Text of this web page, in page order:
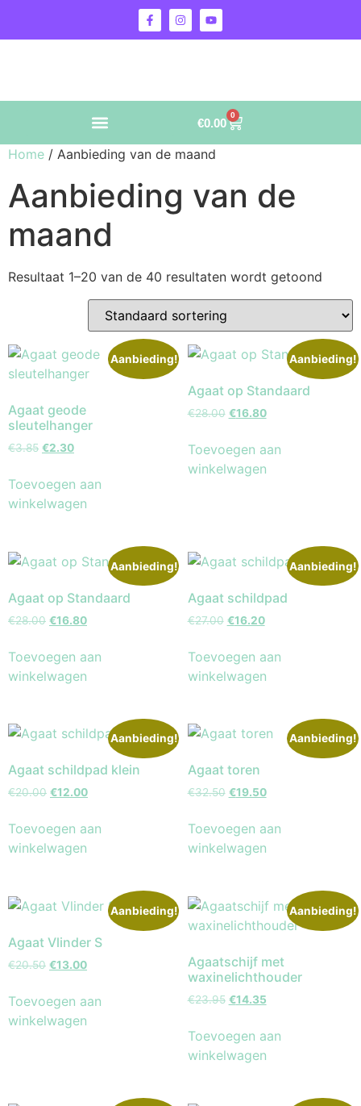
€0.00
0
Home / Aanbieding van de maand
Aanbieding van de
maand
Resultaat 1–20 van de 40 resultaten wordt getoond
Aanbieding!
Agaat geode
sleutelhanger
€3.85 €2.30
Toevoegen aan
winkelwagen
Aanbieding!
Agaat op Standaard
€28.00 €16.80
Toevoegen aan
winkelwagen
Aanbieding!
Agaat op Standaard
€28.00 €16.80
Toevoegen aan
winkelwagen
Aanbieding!
Agaat schildpad
€27.00 €16.20
Toevoegen aan
winkelwagen
Aanbieding!
Agaat schildpad klein
€20.00 €12.00
Toevoegen aan
winkelwagen
Aanbieding!
Agaat toren
€32.50 €19.50
Toevoegen aan
winkelwagen
Aanbieding!
Agaat Vlinder S
€20.50 €13.00
Toevoegen aan
winkelwagen
Aanbieding!
Agaatschijf met
waxinelichthouder
€23.95 €14.35
Toevoegen aan
winkelwagen